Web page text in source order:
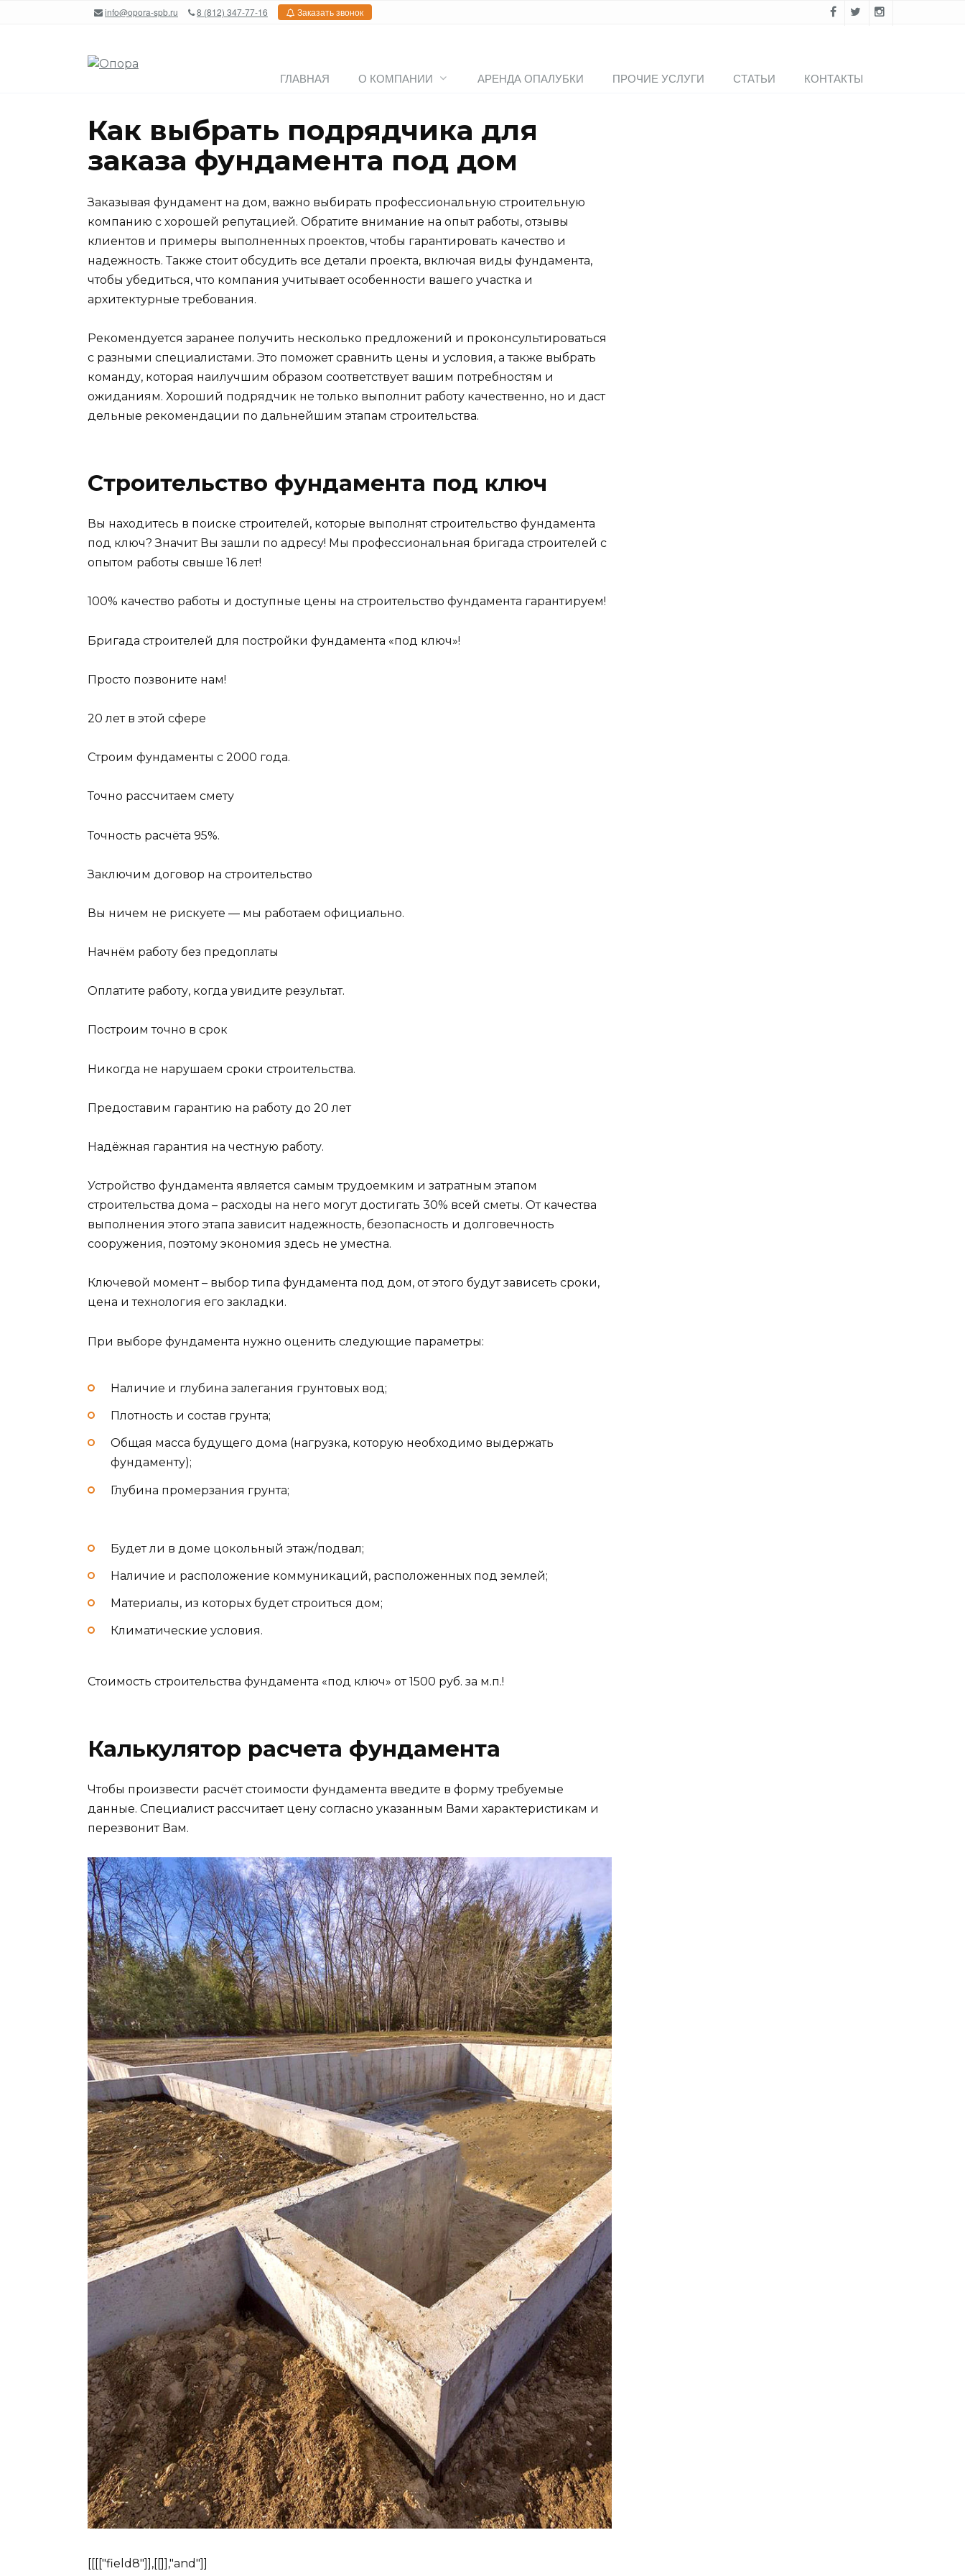
info@opora-spb.ru 8 (812) 347-77-16 Заказать звонок
ГЛАВНАЯ О КОМПАНИИ АРЕНДА ОПАЛУБКИ ПРОЧИЕ УСЛУГИ СТАТЬИ КОНТАКТЫ
Как выбрать подрядчика для
заказа фундамента под дом
Заказывая фундамент на дом, важно выбирать профессиональную строительную
компанию с хорошей репутацией. Обратите внимание на опыт работы, отзывы
клиентов и примеры выполненных проектов, чтобы гарантировать качество и
надежность. Также стоит обсудить все детали проекта, включая виды фундамента,
чтобы убедиться, что компания учитывает особенности вашего участка и
архитектурные требования.
Рекомендуется заранее получить несколько предложений и проконсультироваться
с разными специалистами. Это поможет сравнить цены и условия, а также выбрать
команду, которая наилучшим образом соответствует вашим потребностям и
ожиданиям. Хороший подрядчик не только выполнит работу качественно, но и даст
дельные рекомендации по дальнейшим этапам строительства.
Строительство фундамента под ключ
Вы находитесь в поиске строителей, которые выполнят строительство фундамента
под ключ? Значит Вы зашли по адресу! Мы профессиональная бригада строителей с
опытом работы свыше 16 лет!
100% качество работы и доступные цены на строительство фундамента гарантируем!
Бригада строителей для постройки фундамента «под ключ»!
Просто позвоните нам!
20 лет в этой сфере
Строим фундаменты с 2000 года.
Точно рассчитаем смету
Точность расчёта 95%.
Заключим договор на строительство
Вы ничем не рискуете — мы работаем официально.
Начнём работу без предоплаты
Оплатите работу, когда увидите результат.
Построим точно в срок
Никогда не нарушаем сроки строительства.
Предоставим гарантию на работу до 20 лет
Надёжная гарантия на честную работу.
Устройство фундамента является самым трудоемким и затратным этапом
строительства дома – расходы на него могут достигать 30% всей сметы. От качества
выполнения этого этапа зависит надежность, безопасность и долговечность
сооружения, поэтому экономия здесь не уместна.
Ключевой момент – выбор типа фундамента под дом, от этого будут зависеть сроки,
цена и технология его закладки.
При выборе фундамента нужно оценить следующие параметры:
Наличие и глубина залегания грунтовых вод;
Плотность и состав грунта;
Общая масса будущего дома (нагрузка, которую необходимо выдержать
фундаменту);
Глубина промерзания грунта;
Будет ли в доме цокольный этаж/подвал;
Наличие и расположение коммуникаций, расположенных под землей;
Материалы, из которых будет строиться дом;
Климатические условия.
Стоимость строительства фундамента «под ключ» от 1500 руб. за м.п.!
Калькулятор расчета фундамента
Чтобы произвести расчёт стоимости фундамента введите в форму требуемые
данные. Специалист рассчитает цену согласно указанным Вами характеристикам и
перезвонит Вам.
[[[["field8"]],[[]],"and"]]